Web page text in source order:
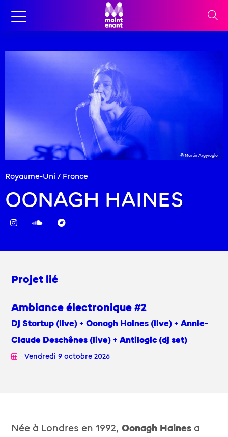
Royaume-Uni / France
OONAGH HAINES
© Martin Argyroglo
Projet lié
Ambiance électronique #2
Dj Startup (live) + Oonagh Haines (live) + Annie-
Claude Deschênes (live) + Antilogic (dj set)
Vendredi 9 octobre 2026
Née à Londres en 1992,Oonagh Haines a